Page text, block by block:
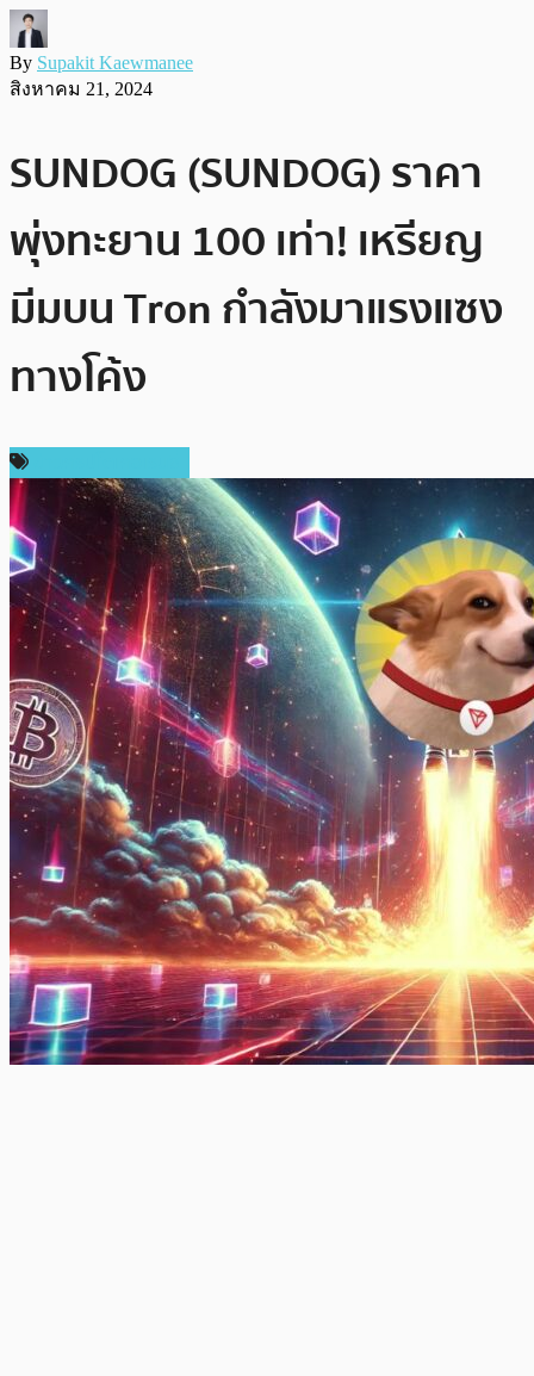
By Supakit Kaewmanee
สิงหาคม 21, 2024
SUNDOG (SUNDOG) ราคา
พุ่งทะยาน 100 เท่า! เหรียญ
มีมบน Tron กำลังมาแรงแซง
ทางโค้ง